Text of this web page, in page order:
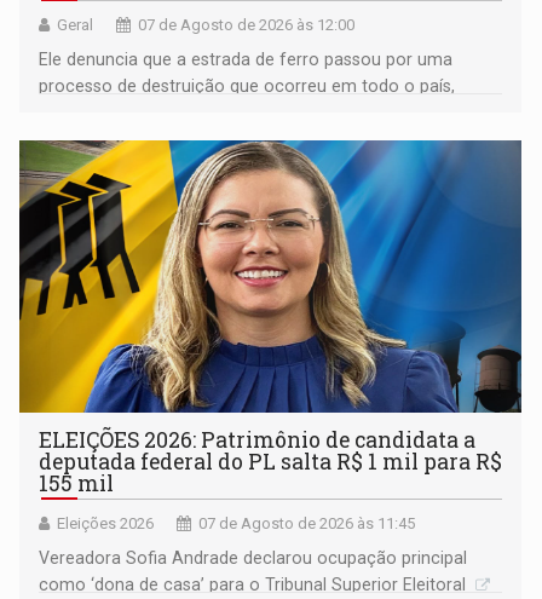
Geral 07 de Agosto de 2026 às 12:00
Ele denuncia que a estrada de ferro passou por uma
processo de destruição que ocorreu em todo o país,
ELEIÇÕES 2026: Patrimônio de candidata a
deputada federal do PL salta R$ 1 mil para R$
155 mil
Eleições 2026 07 de Agosto de 2026 às 11:45
Vereadora Sofia Andrade declarou ocupação principal
como ‘dona de casa’ para o Tribunal Superior Eleitoral